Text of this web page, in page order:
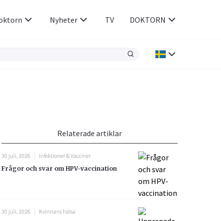
Rökavvänjning
Rörelseapparaten
Sex & Samliv
Sömn & Stress
Nyheter TV DOKTORN
Relaterade artiklar
30 juli, 2026
Infektioner & Vacciner
Frågor och svar om HPV-vaccination
30 juli, 2026
Kvinnans hälsa